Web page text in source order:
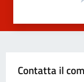
Contatta il